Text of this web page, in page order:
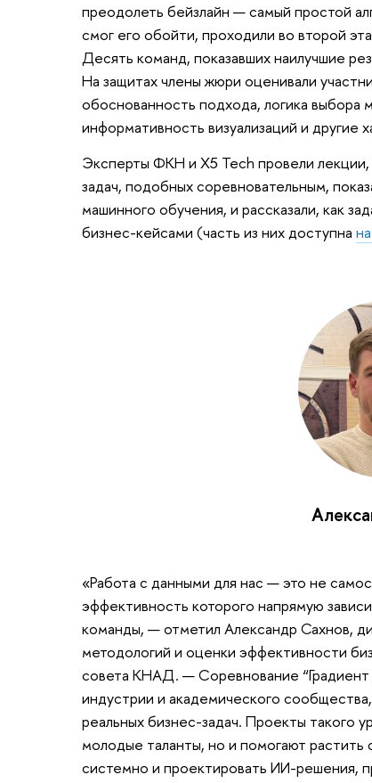
преодолеть бейзлайн — самый простой
смог его обойти, проходили во второй
Десять команд, показавших наилучшие
На защитах члены жюри оценивали
обоснованность подхода, логика выбора
информативность визуализаций и другие
Эксперты ФКН и X5 Tech провели лекции,
задач, подобных соревновательным,
машинного обучения, и рассказали, как
бизнес-кейсами (часть из них доступна
«Работа с данными для нас — это не
эффективность которого напрямую
команды, — отметил Александр Сахнов,
методологий и оценки эффективности
совета КНАД. — Соревнование
индустрии и академического
реальных бизнес-задач. Проекты такого
молодые таланты, но и помогают
системно и проектировать ИИ-решения,